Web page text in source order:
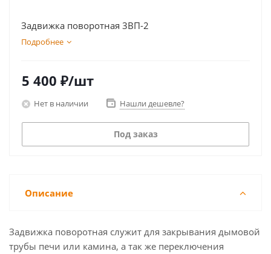
Задвижка поворотная 3ВП-2
Подробнее
5 400 ₽/шт
Нет в наличии Нашли дешевле?
Под заказ
Описание
Задвижка поворотная служит для закрывания дымовой
трубы печи или камина, а так же переключения